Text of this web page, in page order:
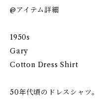
@アイテム詳細
1950s
Gary
Cotton Dress Shirt
50年代頃のドレスシャツ。